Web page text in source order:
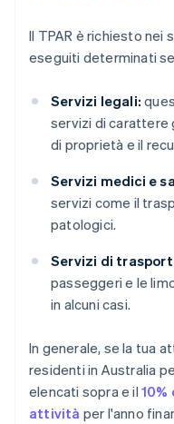
Il TPAR è richiesto
eseguiti determinati
Servizi legali:
servizi di carattere
di proprietà e il
Servizi medici e
servizi come il
patologici.
Servizi di
passeggeri e le
in alcuni casi.
In generale, se la tua
residenti in Australia
elencati sopra e il
attività per l'anno